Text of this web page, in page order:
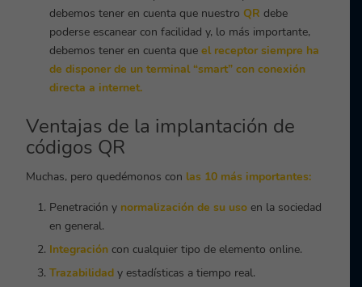
debemos tener en cuenta que nuestro QR debe
poderse escanear con facilidad y, lo más importante,
debemos tener en cuenta queel receptor siempre ha
de disponer de un terminal “smart” con conexión
directa a internet.
Ventajas de la implantación de
códigos QR
Muchas, pero quedémonos con las 10 más importantes:
Penetración y normalización de su uso en la sociedad
en general.
Integración con cualquier tipo de elemento online.
Trazabilidad y estadísticas a tiempo real.